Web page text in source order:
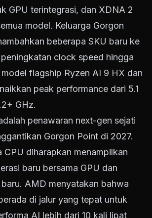
GPU terintegrasi, dan XDNA 2
model. Keluarga Gorgon
beberapa SKU baru ke
clock speed hingga
flagship Ryzen AI 9 HX dan
peak performance dari 5.1
GHz.
penawaran next-gen sejati
Gorgon Point di 2027.
CPU diharapkan menampilkan
baru bersama GPU dan
AMD menyatakan bahwa
di jalur yang tepat untuk
AI lebih dari 10 kali lipat